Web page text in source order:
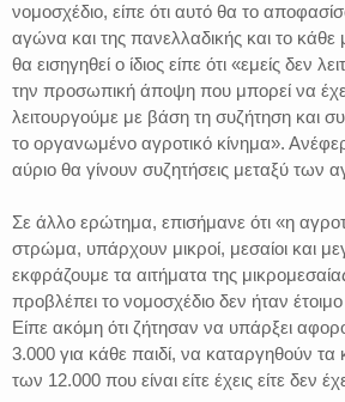
νομοσχέδιο, είπε ότι αυτό θα το
αγώνα και της πανελλαδικής και το κάθε
θα εισηγηθεί ο ίδιος είπε ότι «εμείς δεν
την προσωπική άποψη που μπορεί να
λειτουργούμε με βάση τη συζήτηση και
το οργανωμένο αγροτικό κίνημα».
αύριο θα γίνουν συζητήσεις μεταξύ των
Σε άλλο ερώτημα, επισήμανε ότι «η
στρώμα, υπάρχουν μικροί, μεσαίοι και
εκφράζουμε τα αιτήματα της
προβλέπει το νομοσχέδιο δεν ήταν
Είπε ακόμη ότι ζήτησαν να υπάρξει
3.000 για κάθε παιδί, να καταργηθούν τα
των 12.000 που είναι είτε έχεις είτε δεν